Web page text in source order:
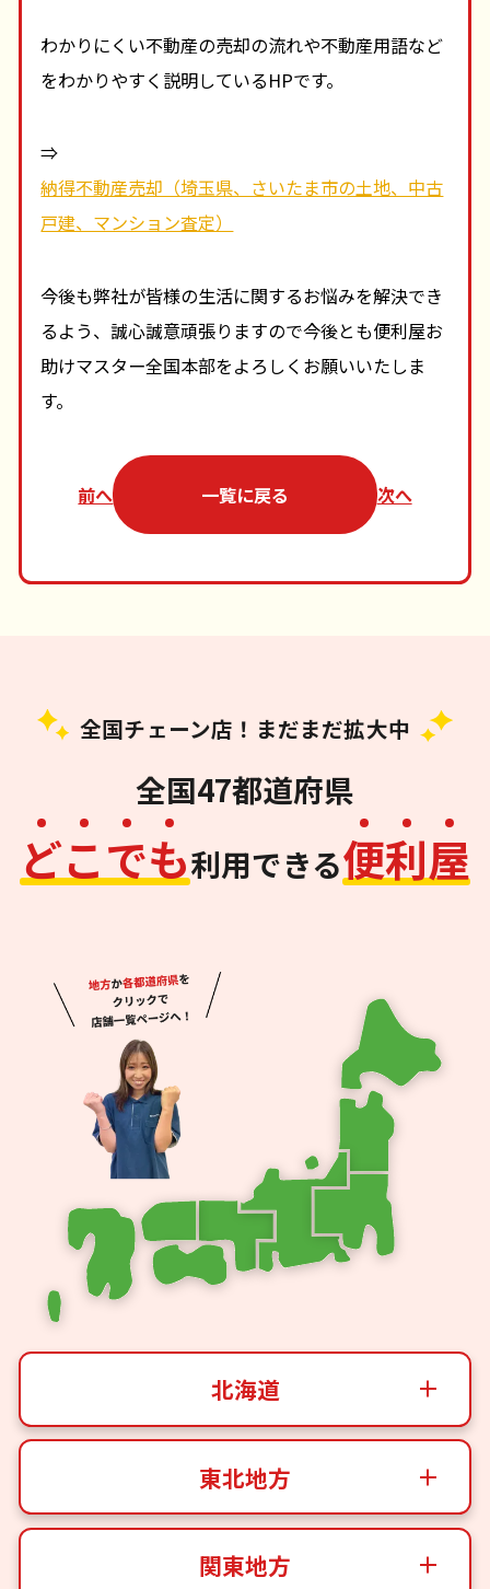
わかりにくい不動産の売却の流れや不動産用語など
をわかりやすく説明しているHPです。
⇒
納得不動産売却（埼玉県、さいたま市の土地、中古
戸建、マンション査定）
今後も弊社が皆様の生活に関するお悩みを解決でき
るよう、誠心誠意頑張りますので今後とも便利屋お
助けマスター全国本部をよろしくお願いいたしま
す。
前へ 一覧に戻る 次へ
全国チェーン店！まだまだ拡大中
全国47都道府県
どこでも利用できる便利屋
北海道
東北地方
関東地方